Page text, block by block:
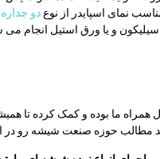
نمای اسپایدر از نوعدو
و یا ورق استیل انجام می
مطالب حوزه صنعت شیشه رو در